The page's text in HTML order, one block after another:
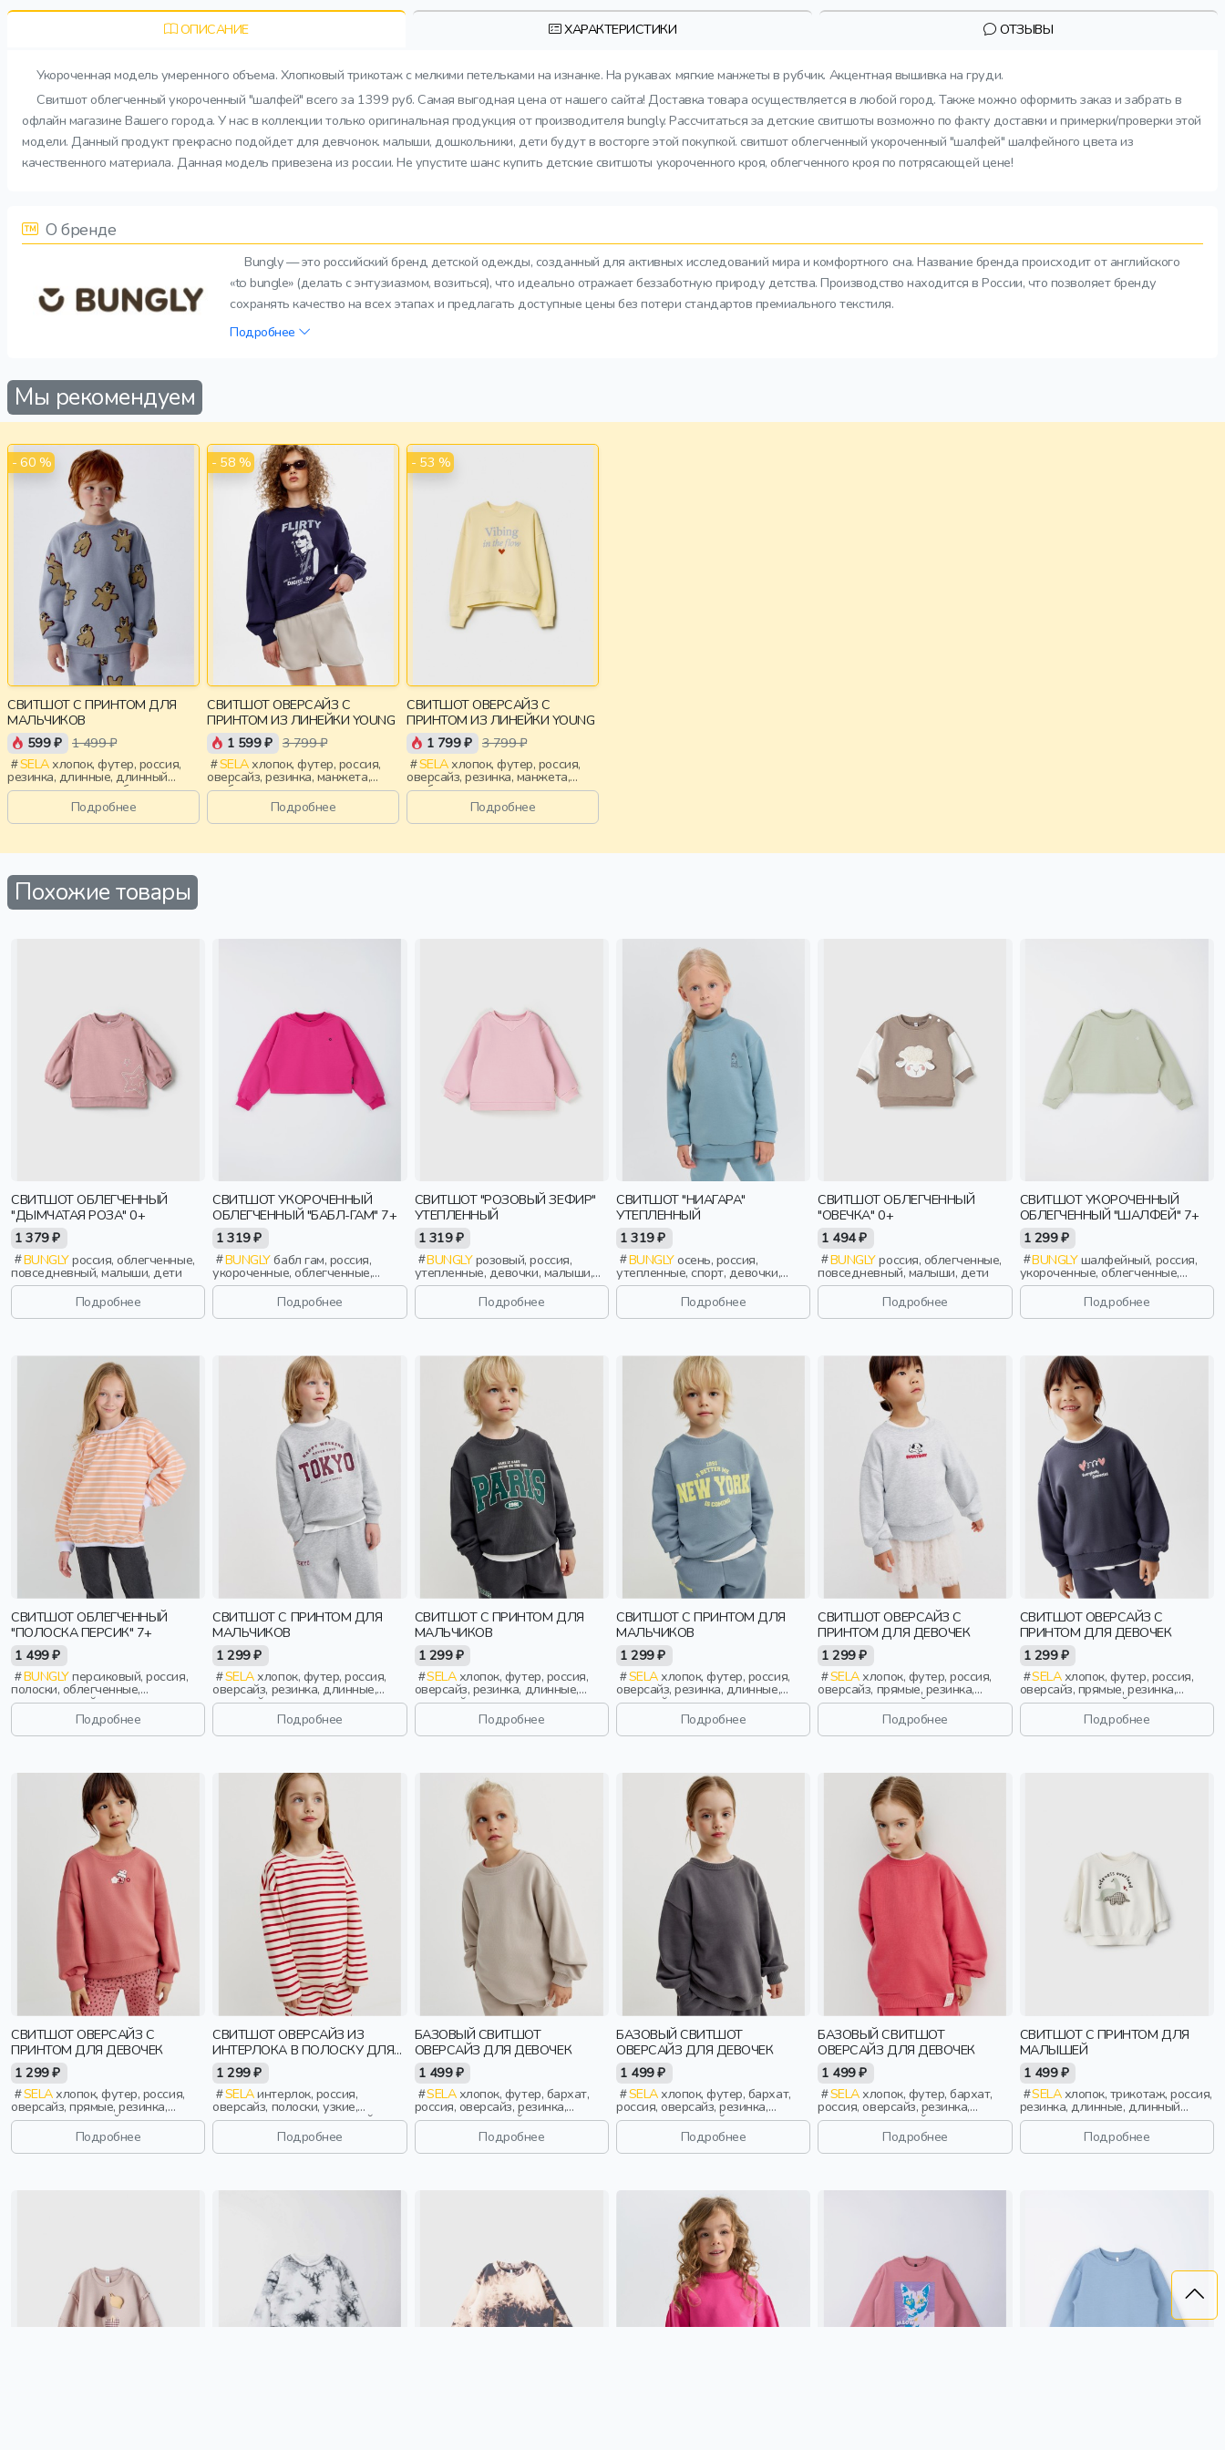
ОПИСАНИЕ ХАРАКТЕРИСТИКИ ОТЗЫВЫ
Укороченная модель умеренного объема. Хлопковый трикотаж с мелкими петельками на изнанке. На рукавах мягкие манжеты в рубчик. Акцентная вышивка на груди.
Свитшот облегченный укороченный "шалфей" всего за 1399 руб. Самая выгодная цена от нашего сайта! Доставка товара осуществляется в любой город. Также можно оформить заказ и забрать в
офлайн магазине Вашего города. У нас в коллекции только оригинальная продукция от производителя bungly. Рассчитаться за детские свитшоты возможно по факту доставки и примерки/проверки этой
модели. Данный продукт прекрасно подойдет для девчонок. малыши, дошкольники, дети будут в восторге этой покупкой. свитшот облегченный укороченный "шалфей" шалфейного цвета из
качественного материала. Данная модель привезена из россии. Не упустите шанс купить детские свитшоты укороченного кроя, облегченного кроя по потрясающей цене!
О бренде
Bungly — это российский бренд детской одежды, созданный для активных исследований мира и комфортного сна. Название бренда происходит от английского
«to bungle» (делать с энтузиазмом, возиться), что идеально отражает беззаботную природу детства. Производство находится в России, что позволяет бренду
сохранять качество на всех этапах и предлагать доступные цены без потери стандартов премиального текстиля.
Подробнее
Мы рекомендуем
- 60 %
СВИТШОТ С ПРИНТОМ ДЛЯ
МАЛЬЧИКОВ
599 ₽ 1 499 ₽
SELAхлопок, футер, россия,
резинка, длинные, длинный
рукав, манжета, свободные,
принт, вырез, круглый вырез,
повседневный, мальчики, дети
Подробнее
- 58 %
СВИТШОТ ОВЕРСАЙЗ С
ПРИНТОМ ИЗ ЛИНЕЙКИ YOUNG
1 599 ₽ 3 799 ₽
SELAхлопок, футер, россия,
оверсайз, резинка, манжета,
свободные, принт, девочки,
старшеклассники, дети
Подробнее
- 53 %
СВИТШОТ ОВЕРСАЙЗ С
ПРИНТОМ ИЗ ЛИНЕЙКИ YOUNG
1 799 ₽ 3 799 ₽
SELAхлопок, футер, россия,
оверсайз, резинка, манжета,
свободные, принт, девочки,
старшеклассники, дети
Подробнее
Похожие товары
СВИТШОТ ОБЛЕГЧЕННЫЙ
"ДЫМЧАТАЯ РОЗА" 0+
1 379 ₽
BUNGLYроссия, облегченные,
повседневный, малыши, дети
Подробнее
СВИТШОТ УКОРОЧЕННЫЙ
ОБЛЕГЧЕННЫЙ "БАБЛ-ГАМ" 7+
1 319 ₽
BUNGLYбабл гам, россия,
укороченные, облегченные,
девочки, школьники, подростки,
Подробнее
СВИТШОТ "РОЗОВЫЙ ЗЕФИР"
УТЕПЛЕННЫЙ
1 319 ₽
BUNGLYрозовый, россия,
утепленные, девочки, малыши,
дошкольники, дети
Подробнее
СВИТШОТ "НИАГАРА"
УТЕПЛЕННЫЙ
1 319 ₽
BUNGLYосень, россия,
утепленные, спорт, девочки,
малыши, дошкольники, дети
Подробнее
СВИТШОТ ОБЛЕГЧЕННЫЙ
"ОВЕЧКА" 0+
1 494 ₽
BUNGLYроссия, облегченные,
повседневный, малыши, дети
Подробнее
СВИТШОТ УКОРОЧЕННЫЙ
ОБЛЕГЧЕННЫЙ "ШАЛФЕЙ" 7+
1 299 ₽
BUNGLYшалфейный, россия,
укороченные, облегченные,
девочки, школьники, подростки,
Подробнее
СВИТШОТ ОБЛЕГЧЕННЫЙ
"ПОЛОСКА ПЕРСИК" 7+
1 499 ₽
BUNGLYперсиковый, россия,
полоски, облегченные,
повседневный, девочки,
школьники, подростки, дети
Подробнее
СВИТШОТ С ПРИНТОМ ДЛЯ
МАЛЬЧИКОВ
1 299 ₽
SELAхлопок, футер, россия,
оверсайз, резинка, длинные,
длинный рукав, манжета,
свободные, принт, вырез,
круглый вырез, мальчики, дети
Подробнее
СВИТШОТ С ПРИНТОМ ДЛЯ
МАЛЬЧИКОВ
1 299 ₽
SELAхлопок, футер, россия,
оверсайз, резинка, длинные,
длинный рукав, манжета,
свободные, принт, вырез,
круглый вырез, мальчики, дети
Подробнее
СВИТШОТ С ПРИНТОМ ДЛЯ
МАЛЬЧИКОВ
1 299 ₽
SELAхлопок, футер, россия,
оверсайз, резинка, длинные,
длинный рукав, манжета,
свободные, принт, вырез,
круглый вырез, мальчики, дети
Подробнее
СВИТШОТ ОВЕРСАЙЗ С
ПРИНТОМ ДЛЯ ДЕВОЧЕК
1 299 ₽
SELAхлопок, футер, россия,
оверсайз, прямые, резинка,
длинные, длинный рукав,
манжета, принт, вырез, круглый
вырез, девочки, дети
Подробнее
СВИТШОТ ОВЕРСАЙЗ С
ПРИНТОМ ДЛЯ ДЕВОЧЕК
1 299 ₽
SELAхлопок, футер, россия,
оверсайз, прямые, резинка,
длинные, длинный рукав,
манжета, принт, вырез, круглый
вырез, девочки, дети
Подробнее
СВИТШОТ ОВЕРСАЙЗ С
ПРИНТОМ ДЛЯ ДЕВОЧЕК
1 299 ₽
SELAхлопок, футер, россия,
оверсайз, прямые, резинка,
длинные, длинный рукав,
манжета, принт, вырез, круглый
вырез, девочки, дети
Подробнее
СВИТШОТ ОВЕРСАЙЗ ИЗ
ИНТЕРЛОКА В ПОЛОСКУ ДЛЯ
ДЕВОЧЕК
1 299 ₽
SELAинтерлок, россия,
оверсайз, полоски, узкие,
резинка, длинные, длинный
рукав, манжета, свободные,
вырез, круглый вырез, девочки,
дети
Подробнее
БАЗОВЫЙ СВИТШОТ
ОВЕРСАЙЗ ДЛЯ ДЕВОЧЕК
1 499 ₽
SELAхлопок, футер, бархат,
россия, оверсайз, резинка,
длинные, длинный рукав,
однотон, манжета, свободные,
вырез, круглый вырез, пояс,
бархат, девочки, дети
Подробнее
БАЗОВЫЙ СВИТШОТ
ОВЕРСАЙЗ ДЛЯ ДЕВОЧЕК
1 499 ₽
SELAхлопок, футер, бархат,
россия, оверсайз, резинка,
длинные, длинный рукав,
однотон, манжета, свободные,
вырез, круглый вырез, пояс,
бархат, девочки, дети
Подробнее
БАЗОВЫЙ СВИТШОТ
ОВЕРСАЙЗ ДЛЯ ДЕВОЧЕК
1 499 ₽
SELAхлопок, футер, бархат,
россия, оверсайз, резинка,
длинные, длинный рукав,
однотон, манжета, свободные,
вырез, круглый вырез, пояс,
бархат, девочки, дети
Подробнее
СВИТШОТ С ПРИНТОМ ДЛЯ
МАЛЫШЕЙ
1 499 ₽
SELAхлопок, трикотаж, россия,
резинка, длинные, длинный
рукав, застежка, кнопки,
манжета, свободные, принт,
вырез, круглый вырез, малыши,
дети
Подробнее